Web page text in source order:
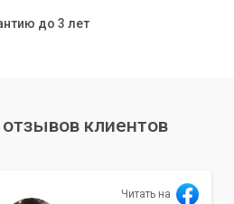
решения и стоимости
драйверов, проверка сетевых
конфликтов, ремонт или
стабильности WiFi-
до 3 лет
клиентов
Читать на